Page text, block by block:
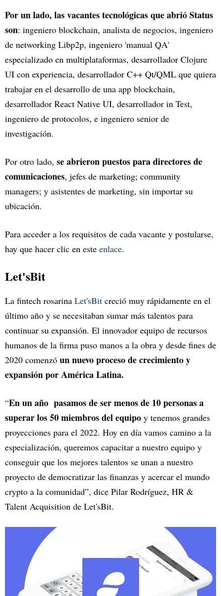
Por un lado, las vacantes tecnológicas que abrió Status
son: ingeniero blockchain, analista de negocios, ingeniero
de networking Libp2p, ingeniero 'manual QA'
especializado en multiplataformas, desarrollador Clojure
UI con experiencia, desarrollador C++ Qt/QML que quiera
trabajar en el desarrollo de una app blockchain,
desarrollador React Native UI, desarrollador in Test,
ingeniero de protocolos, e ingeniero senior de
investigación.
Por otro lado, se abrieron puestos para directores de
comunicaciones, jefes de marketing; community
managers; y asistentes de marketing, sin importar su
ubicación.
Para acceder a los requisitos de cada vacante y postularse,
hay que hacer clic en este enlace.
Let'sBit
La fintech rosarina Let'sBit creció muy rápidamente en el
último año y se necesitaban sumar más talentos para
continuar su expansión. El innovador equipo de recursos
humanos de la firma puso manos a la obra y desde fines de
2020 comenzó un nuevo proceso de crecimiento y
expansión por América Latina.
“En un año pasamos de ser menos de 10 personas a
superar los 50 miembros del equipo y tenemos grandes
proyecciones para el 2022. Hoy en día vamos camino a la
especialización, queremos capacitar a nuestro equipo y
conseguir que los mejores talentos se unan a nuestro
proyecto de democratizar las finanzas y acercar el mundo
crypto a la comunidad”, dice Pilar Rodríguez, HR &
Talent Acquisition de Let'sBit.